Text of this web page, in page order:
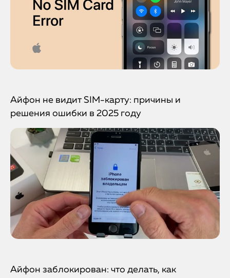
Айфон не видит SIM-карту: причины и
решения ошибки в 2025 году
Айфон заблокирован: что делать, как